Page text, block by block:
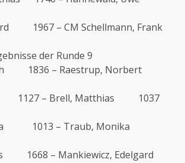
1967 – CM Schellmann, Frank
der Runde 9
1836 – Raestrup, Norbert
– Brell, Matthias 1037
1013 – Traub, Monika
1668 – Mankiewicz, Edelgard